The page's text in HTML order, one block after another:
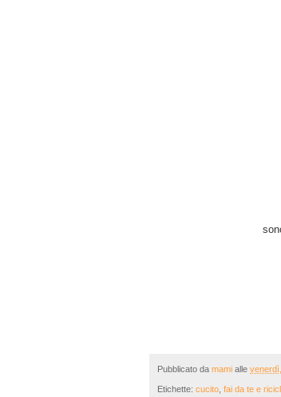
Pubblicato da mami alle
Etichette: cucito fai da te e